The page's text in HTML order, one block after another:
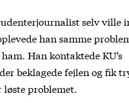
selv ville
han samme
Han kontaktede KU’s
beklagede fejlen og fik
problemet.